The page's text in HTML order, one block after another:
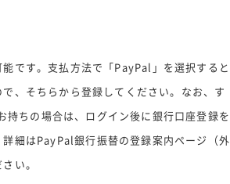
です。支払方法で「PayPal」を選択すると
、そちらから登録してください。なお、す
持ちの場合は、ログイン後に銀行口座登録を
細はPayPal銀行振替の登録案内ページ（外
い。